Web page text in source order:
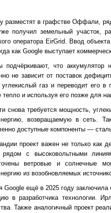
разместят в графстве Оффали,
получил земельный участок,
оператора EirGrid. Ввод
как Google выступает
подчёркивают, что
не зависит от поставок
газ и переводит его
тепло и используя его позже для
снова требуется мощность,
возвращаемую в сеть.
доступные компоненты —
проект важен не только как
рядом с высоковольтными
ветровые и солнечные
из возобновляемых
Google ещё в 2025 году заключила
в разработчика технологии.
Также аналогичный проект